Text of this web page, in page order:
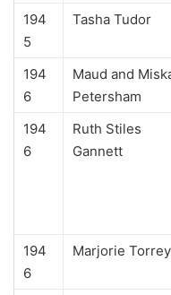
194
5
Tasha Tudor
194
6
Maud and
Petersham
194
6
Ruth Stiles
Gannett
194
6
Marjorie Torrey